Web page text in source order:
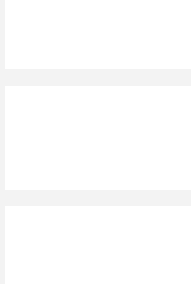
Ürün fiyatı diğer